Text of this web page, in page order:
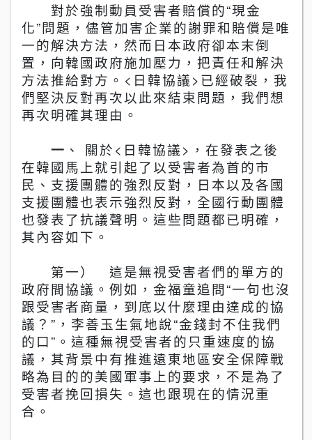
對於強制動員受害者賠償的“現金
化”問題，儘管加害企業的謝罪和賠償是唯
一的解決方法，然而日本政府卻本末倒
置，向韓國政府施加壓力，把責任和解決
方法推給對方。 < 日韓協議>已經破裂，我
們堅決反對再次以此來結束問題，我們想
再次明確其理由。
一 、 關於< 日韓協議> ，在發表之後
在韓國馬上就引起了以受害者為首的市
民、支援團體的強烈反對，日本以及各國
支援團體也表示強烈反對，全國行動團體
也發表了抗議聲明。這些問題都已明確，
其內容如下 。
第一） 這是無視受害者們的單方的
政府間協議。例如，金福童追問“一句也沒
跟受害者商量，到底以什麼理由達成的協
議？ ” ，李善玉生氣地說“金錢封不住我們
的口” 。這種無視受害者的只重速度的協
議，其背景中有推進遠東地區安全保障戰
略為目的的美國軍事上的要求，不是為了
受害者挽回損失。這也跟現在的情況重
合。